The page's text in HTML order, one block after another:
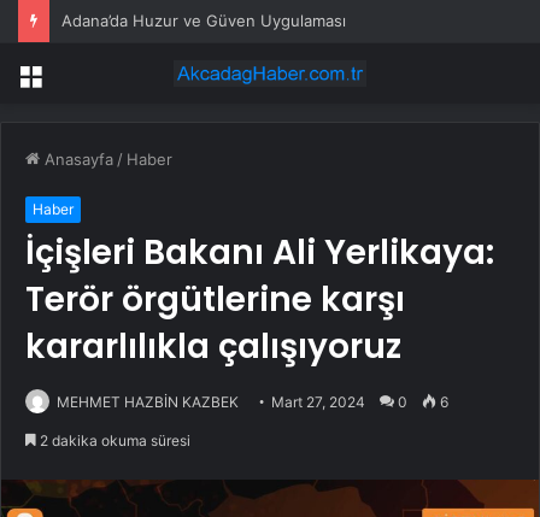
Adana’da Huzur ve Güven Uygulaması
Menü
Anasayfa / Haber
Haber
İçişleri Bakanı Ali Yerlikaya:
Terör örgütlerine karşı
kararlılıkla çalışıyoruz
MEHMET HAZBİN KAZBEK Mart 27, 2024 0 6
2 dakika okuma süresi